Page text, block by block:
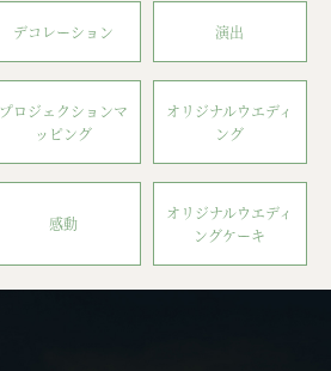
デコレーション 演出
プロジェクションマ
ッピング
オリジナルウエディ
ング
感動
オリジナルウエディ
ングケーキ